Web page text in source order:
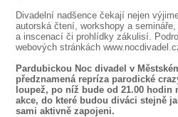
Divadelní nadšence čekají nejen
autorská čtení, workshopy a
a inscenací či prohlídky zákulisí.
webových stránkách
Pardubickou Noc divadel v
předznamená repríza parodické
loupež, po níž bude od 21.00
akce, do které budou diváci stejně
sami aktivně zapojeni.